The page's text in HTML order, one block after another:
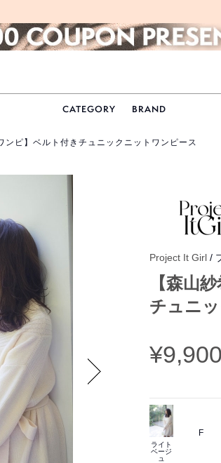
CATEGORY BRAND
ンピ】ベルト付きチュニックニットワンピース
Project It Girl /
【森山
チュニ
¥9,900
ライト
ベージ
ュ
F